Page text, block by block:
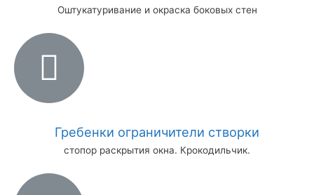
Оштукатуривание и окраска боковых стен
Гребенки ограничители створки
стопор раскрытия окна. Крокодильчик.